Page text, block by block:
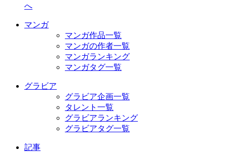
へ
マンガ
マンガ作品一覧
マンガの作者一覧
マンガランキング
マンガタグ一覧
グラビア
グラビア企画一覧
タレント一覧
グラビアランキング
グラビアタグ一覧
記事